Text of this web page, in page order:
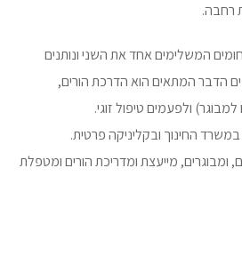
רחבה.
המשלימים אחד את השני ונותנים
הדבר המתאים הוא הדרכת הורים,
ולפעמים טיפול זוגי.
במשרד החינוך ובקליניקה פרטית.
ומבוגרים, מייעצת ומדריכת הורים ומטפלת